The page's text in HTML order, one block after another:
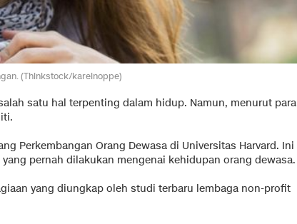
(Thinkstock/karelnoppe)
satu hal terpenting dalam hidup. Namun, menurut para
Perkembangan Orang Dewasa di Universitas Harvard. Ini
pernah dilakukan mengenai kehidupan orang dewasa.
yang diungkap oleh studi terbaru lembaga non-profit